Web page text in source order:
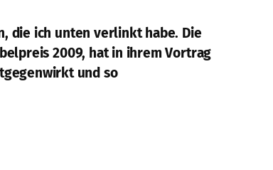
die ich unten verlinkt habe. Die
2009, hat in ihrem Vortrag
und so